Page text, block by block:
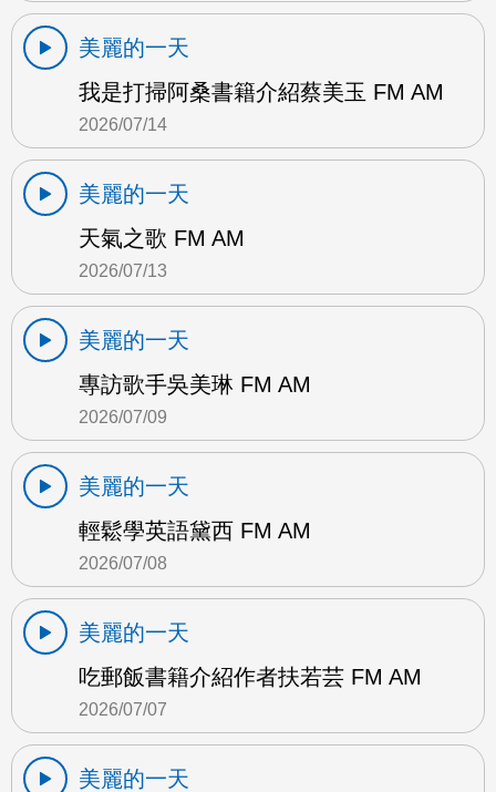
美麗的一天
我是打掃阿桑書籍介紹蔡美玉 FM AM
2026/07/14
美麗的一天
天氣之歌 FM AM
2026/07/13
美麗的一天
專訪歌手吳美琳 FM AM
2026/07/09
美麗的一天
輕鬆學英語黛西 FM AM
2026/07/08
美麗的一天
吃郵飯書籍介紹作者扶若芸 FM AM
2026/07/07
美麗的一天